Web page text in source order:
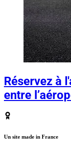
Réservez à
entre
Un site made in France